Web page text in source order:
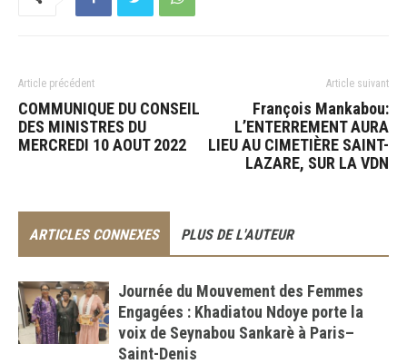
Article précédent
COMMUNIQUE DU CONSEIL
DES MINISTRES DU
MERCREDI 10 AOUT 2022
Article suivant
François Mankabou:
L’ENTERREMENT AURA
LIEU AU CIMETIÈRE SAINT-
LAZARE, SUR LA VDN
ARTICLES CONNEXES PLUS DE L'AUTEUR
Journée du Mouvement des Femmes
Engagées : Khadiatou Ndoye porte la
voix de Seynabou Sankarè à Paris–
Saint-Denis